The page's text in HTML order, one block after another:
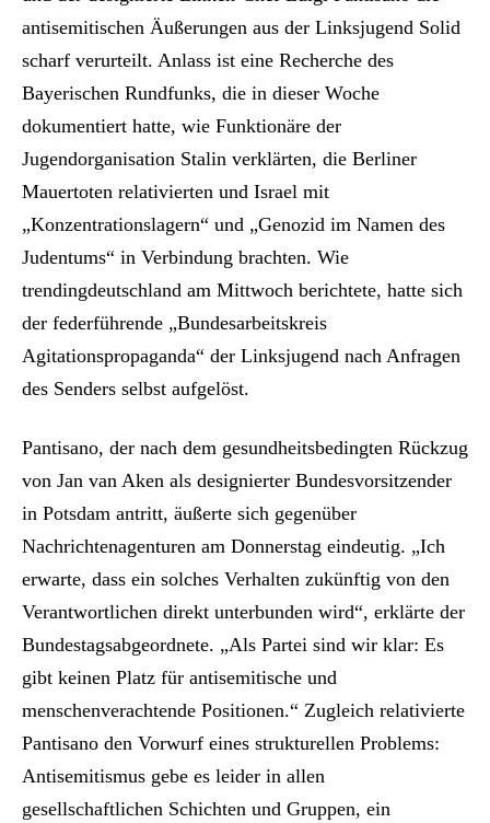
antisemitischen Äußerungen aus der Linksjugend Solid
scharf verurteilt. Anlass ist eine Recherche des
Bayerischen Rundfunks, die in dieser Woche
dokumentiert hatte, wie Funktionäre der
Jugendorganisation Stalin verklärten, die Berliner
Mauertoten relativierten und Israel mit
„Konzentrationslagern“ und „Genozid im Namen des
Judentums“ in Verbindung brachten. Wie
trendingdeutschland am Mittwoch berichtete, hatte sich
der federführende „Bundesarbeitskreis
Agitationspropaganda“ der Linksjugend nach Anfragen
des Senders selbst aufgelöst.
Pantisano, der nach dem gesundheitsbedingten Rückzug
von Jan van Aken als designierter Bundesvorsitzender
in Potsdam antritt, äußerte sich gegenüber
Nachrichtenagenturen am Donnerstag eindeutig. „Ich
erwarte, dass ein solches Verhalten zukünftig von den
Verantwortlichen direkt unterbunden wird“, erklärte der
Bundestagsabgeordnete. „Als Partei sind wir klar: Es
gibt keinen Platz für antisemitische und
menschenverachtende Positionen.“ Zugleich relativierte
Pantisano den Vorwurf eines strukturellen Problems:
Antisemitismus gebe es leider in allen
gesellschaftlichen Schichten und Gruppen, ein